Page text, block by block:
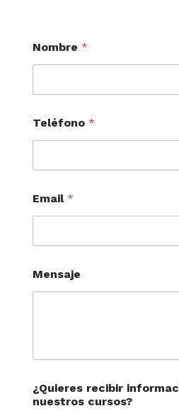
n
f
r
a
c
i
n
o
o
m
Nombre *
Teléfono *
Email *
Mensaje
¿Quieres recibir
nuestros cursos?